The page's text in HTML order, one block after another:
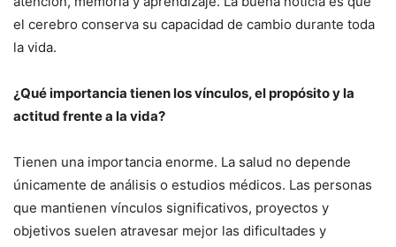
el cerebro conserva su capacidad de cambio durante toda
la vida.
¿Qué importancia tienen los vínculos, el propósito y la
actitud frente a la vida?
Tienen una importancia enorme. La salud no depende
únicamente de análisis o estudios médicos. Las personas
que mantienen vínculos significativos, proyectos y
objetivos suelen atravesar mejor las dificultades y